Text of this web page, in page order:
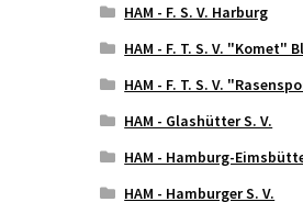
HAM - F. S. V. Harburg
HAM - F. T. S. V. "Komet"
HAM - F. T. S. V.
HAM - Glashütter S. V.
HAM - Hamburg-
HAM - Hamburger S. V.